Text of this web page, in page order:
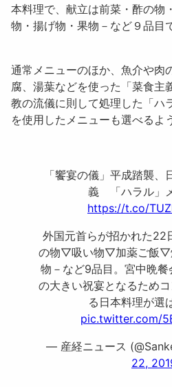
本料理で、献立は前菜・酢の物
物・揚げ物・果物－など９品目
通常メニューのほか、魚介や肉
腐、湯葉などを使った「菜食主
教の流儀に則して処理した「ハ
を使用したメニューも選べるよ
「饗宴の儀」平成踏襲
義 「ハラル」
https://t.co/
外国元首らが招かれた
の物▽吸い物▽加薬ご飯
物－など9品目。宮中晩
の大きい祝宴となるため
る日本料理が選
pic.twitter.com/
— 産経ニュース
22,